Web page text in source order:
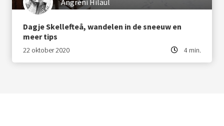
Angreni Hilaul
Dagje Skellefteå, wandelen in de sneeuw en
meer tips
22 oktober 2020 4 min.